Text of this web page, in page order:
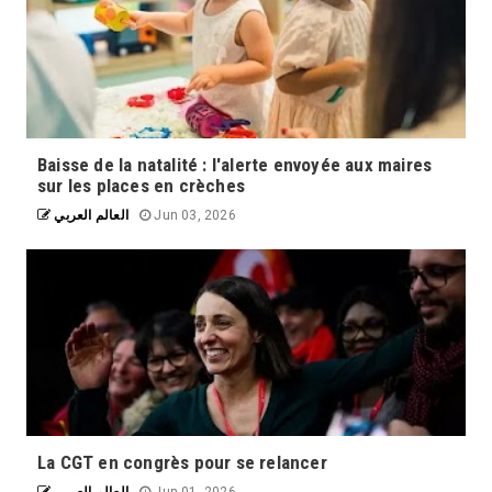
Baisse de la natalité : l'alerte envoyée aux maires
sur les places en crèches
العالم العربي Jun 03, 2026
La CGT en congrès pour se relancer
est un enjeu majeur face à l'évolution